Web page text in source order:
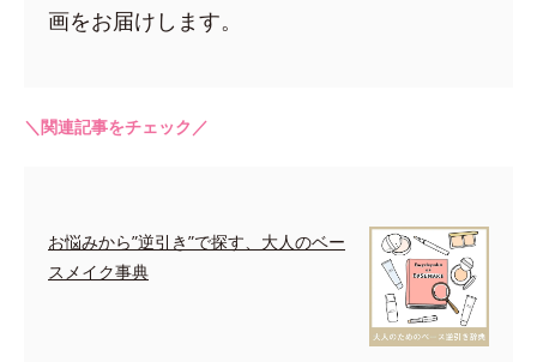
画をお届けします。
＼関連記事をチェック／
お悩みから”逆引き”で探す、大人のベー
スメイク事典